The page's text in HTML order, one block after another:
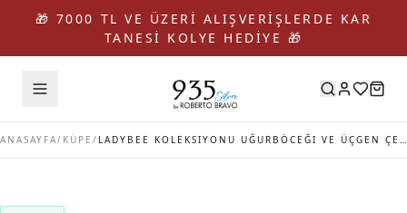
🎁 7000 TL VE ÜZERİ ALIŞVERİŞLERDE KAR
TANESİ KOLYE HEDİYE 🎁
ANASAYFA/ KÜPE / LADYBEE KOLEKSIYONU UĞURBÖCEĞI VE ÜÇGEN ÇERÇEVE TASARIMLI GÜMÜŞ KÜPE